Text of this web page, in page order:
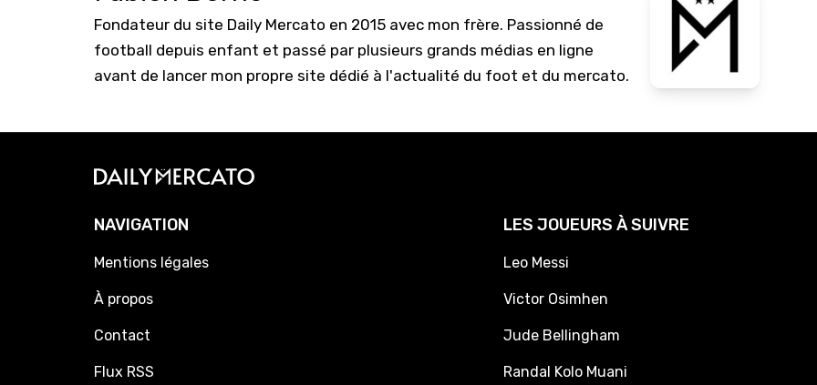
Fondateur du site Daily Mercato en 2015 avec mon frère. Passionné de
football depuis enfant et passé par plusieurs grands médias en ligne
avant de lancer mon propre site dédié à l'actualité du foot et du mercato.
NAVIGATION
Mentions légales
À propos
Contact
Flux RSS
LES JOUEURS À SUIVRE
Leo Messi
Victor Osimhen
Jude Bellingham
Randal Kolo Muani